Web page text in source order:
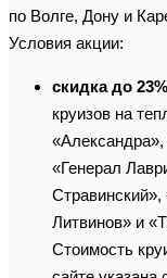
по Волге, Дону и
Условия акции:
скидка до 23%
круизов на
«Генерал
Литвинов» и
Стоимость